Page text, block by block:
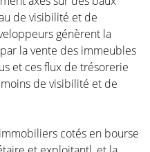
de visibilité et de
génèrent la
la vente des immeubles
et ces flux de trésorerie
de visibilité et de
cotés en bourse